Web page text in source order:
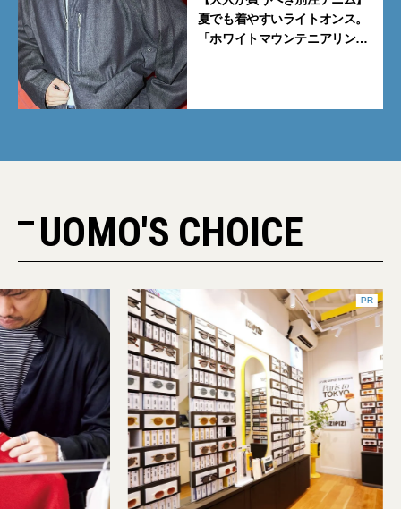
夏でも着やすいライトオンス。
「ホワイトマウンテニアリン
UOMO'S CHOICE